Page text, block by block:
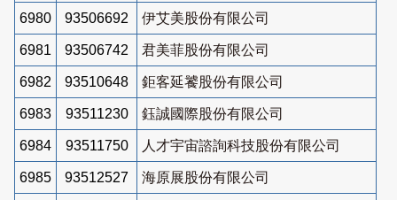
6980 93506692 伊艾美股份有限公司
6981 93506742 君美菲股份有限公司
6982 93510648 鉅客延饕股份有限公司
6983 93511230 鈺誠國際股份有限公司
6984 93511750 人才宇宙諮詢科技股份有限公司
6985 93512527 海原展股份有限公司